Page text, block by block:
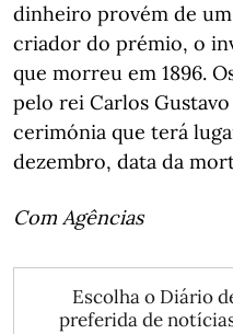
dinheiro provém de
criador do prémio, o
que morreu em 1896.
pelo rei Carlos
cerimónia que terá
dezembro, data da
Com Agências
Escolha o Diário
preferida de